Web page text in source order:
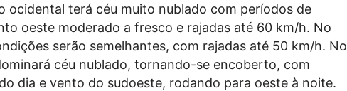
ocidental terá céu muito nublado com períodos de
oeste moderado a fresco e rajadas até 60 km/h. No
serão semelhantes, com rajadas até 50 km/h. No
céu nublado, tornando-se encoberto, com
dia e vento do sudoeste, rodando para oeste à noite.